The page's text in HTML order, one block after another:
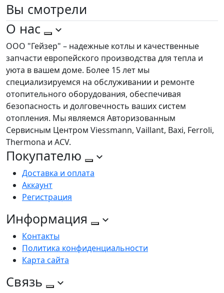
Вы смотрели
О нас
ООО "Гейзер" – надежные котлы и качественные
запчасти европейского производства для тепла и
уюта в вашем доме. Более 15 лет мы
специализируемся на обслуживании и ремонте
отопительного оборудования, обеспечивая
безопасность и долговечность ваших систем
отопления. Мы являемся Авторизованным
Сервисным Центром Viessmann, Vaillant, Baxi, Ferroli,
Thermona и ACV.
Покупателю
Доставка и оплата
Аккаунт
Регистрация
Информация
Контакты
Политика конфиденциальности
Карта сайта
Связь